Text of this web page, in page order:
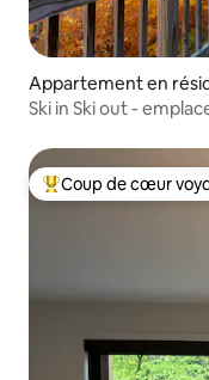
Appartement en
Ski in Ski out -
Coups de cœur
Coup de cœur